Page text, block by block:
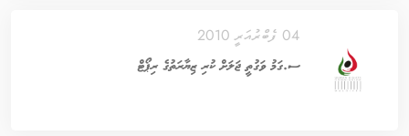
04 ފެބްރުއަރީ 2010
ސ.ގަމު ވަގުތީ ޖަލަށް ކުރި ޒިޔާރަތުގެ ރިޕޯޓް